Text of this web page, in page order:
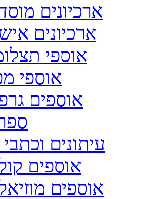
ארכיונים
ארכיונים
אוספי
אוספי
אוספים
עיתונים
אוספים
אוספים